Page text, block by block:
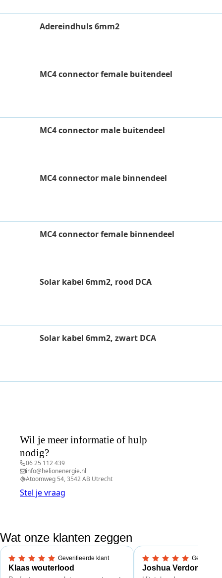
Adereindhuls 6mm2
MC4 connector female buitendeel
MC4 connector male buitendeel
MC4 connector male binnendeel
MC4 connector female binnendeel
Solar kabel 6mm2, rood DCA
Solar kabel 6mm2, zwart DCA
Wil je meer informatie of hulp
nodig?
06 25 112 439
info@helionenergie.nl
Atoomweg 54, 3542 AB Utrecht
Stel je vraag
Wat onze klanten zeggen
Geverifieerde klant
5,0 van 5 sterren
Klaas wouterlood
5,0 van 5 sterren
Joshua Verdonk